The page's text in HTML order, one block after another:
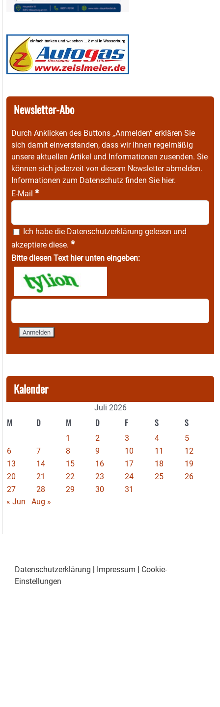
Newsletter-Abo
Durch Anklicken des Buttons „Anmelden“ erklären Sie
sich damit einverstanden, dass wir Ihnen regelmäßig
unsere aktuellen Artikel und Informationen zusenden. Sie
können sich jederzeit von diesem Newsletter abmelden.
Informationen zum Datenschutz finden Sie hier.
E-Mail *
Ich habe die Datenschutzerklärung gelesen und
akzeptiere diese. *
Bitte diesen Text hier unten eingeben:
Kalender
Juli 2026
M D M D F S S
1 2 3 4
5
6
7 8 9 10 11
12
13
14 15 16 17 18
19
20
21 22 23 24 25
26
27
28 29 30
31
« Jun
Aug »
Datenschutzerklärung | Impressum | Cookie-
Einstellungen